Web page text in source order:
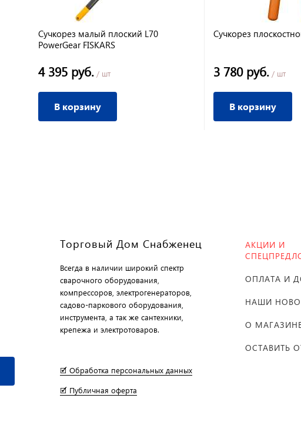
Сучкорез малый плоский L70
PowerGear FISKARS
4 395 руб. / шт
В корзину
Сучкорез
3 780 руб. / шт
В корзину
Торговый Дом Снабженец
Всегда в наличии широкий спектр
сварочного оборудования,
компрессоров, электрогенераторов,
садово-паркового оборудования,
инструмента, а так же сантехники,
крепежа и электротоваров.
🗹 Обработка персональных данных
🗹 Публичная оферта
АКЦИИ И
ОПЛАТА И
НАШИ
О
ОСТАВИТЬ